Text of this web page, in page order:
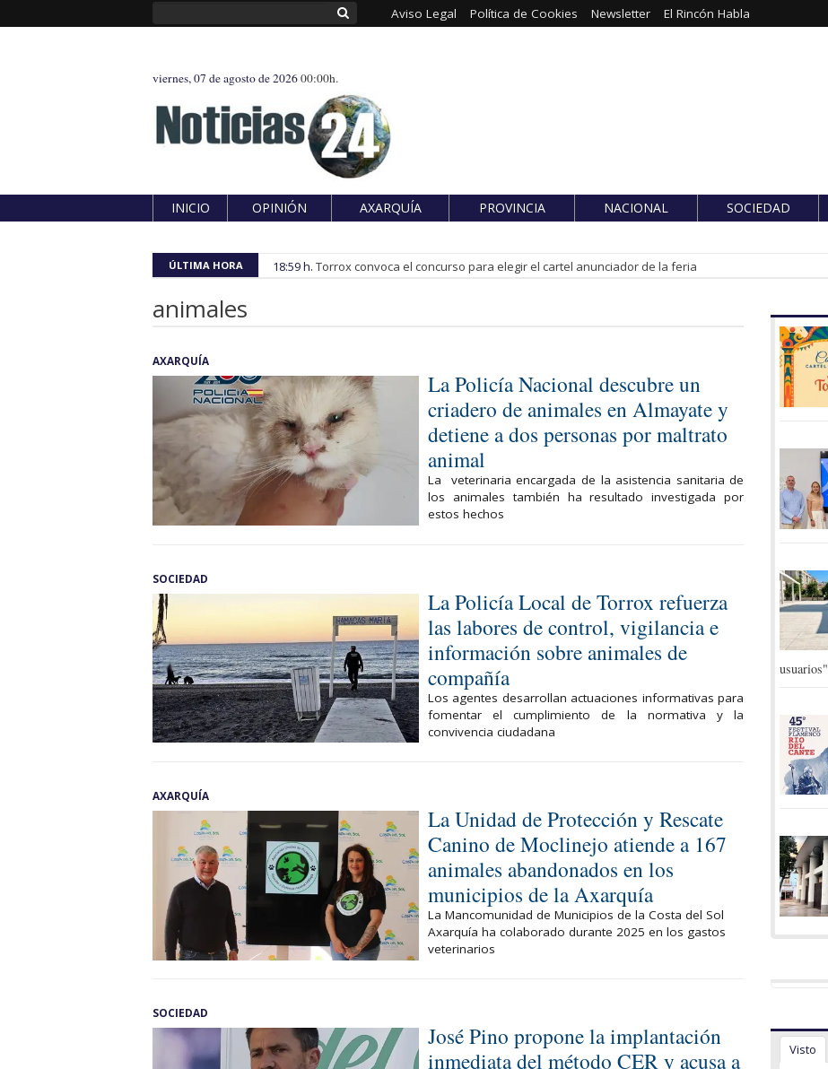
Aviso Legal Política de Cookies Newsletter El Rincón Habla
viernes, 07 de agosto de 202600:00h.
INICIO OPINIÓN AXARQUÍA PROVINCIA NACIONAL SOCIEDAD
ÚLTIMA HORA 18:59 h. Torrox convoca el concurso para elegir el cartel anunciador de la feria
animales
AXARQUÍA
La Policía Nacional descubre un
criadero de animales en Almayate y
detiene a dos personas por maltrato
animal
La veterinaria encargada de la asistencia sanitaria de
los animales también ha resultado investigada por
estos hechos
SOCIEDAD
La Policía Local de Torrox refuerza
las labores de control, vigilancia e
información sobre animales de
compañía
Los agentes desarrollan actuaciones informativas para
fomentar el cumplimiento de la normativa y la
convivencia ciudadana
AXARQUÍA
La Unidad de Protección y Rescate
Canino de Moclinejo atiende a 167
animales abandonados en los
municipios de la Axarquía
La Mancomunidad de Municipios de la Costa del Sol
Axarquía ha colaborado durante 2025 en los gastos
veterinarios
SOCIEDAD
José Pino propone la implantación
inmediata del método CER y acusa a
usuarios"
Visto